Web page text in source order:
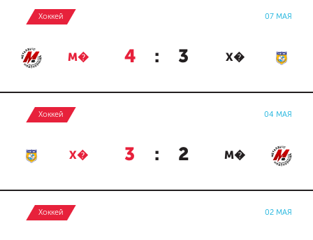
Хоккей 07 МАЯ
М� 4 : 3 Х�
Хоккей 04 МАЯ
Х� 3 : 2 М�
Хоккей 02 МАЯ